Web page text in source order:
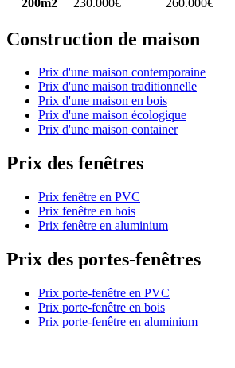
Construction de maison
Prix d'une maison contemporaine
Prix d'une maison traditionnelle
Prix d'une maison en bois
Prix d'une maison écologique
Prix d'une maison container
Prix des fenêtres
Prix fenêtre en PVC
Prix fenêtre en bois
Prix fenêtre en aluminium
Prix des portes-fenêtres
Prix porte-fenêtre en PVC
Prix porte-fenêtre en bois
Prix porte-fenêtre en aluminium